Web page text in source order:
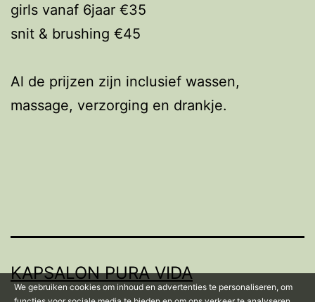
girls vanaf 6jaar €35
snit & brushing €45
Al de prijzen zijn inclusief wassen,
massage, verzorging en drankje.
KAPSALON PURA VIDA
We gebruiken cookies om inhoud en advertenties te personaliseren, om